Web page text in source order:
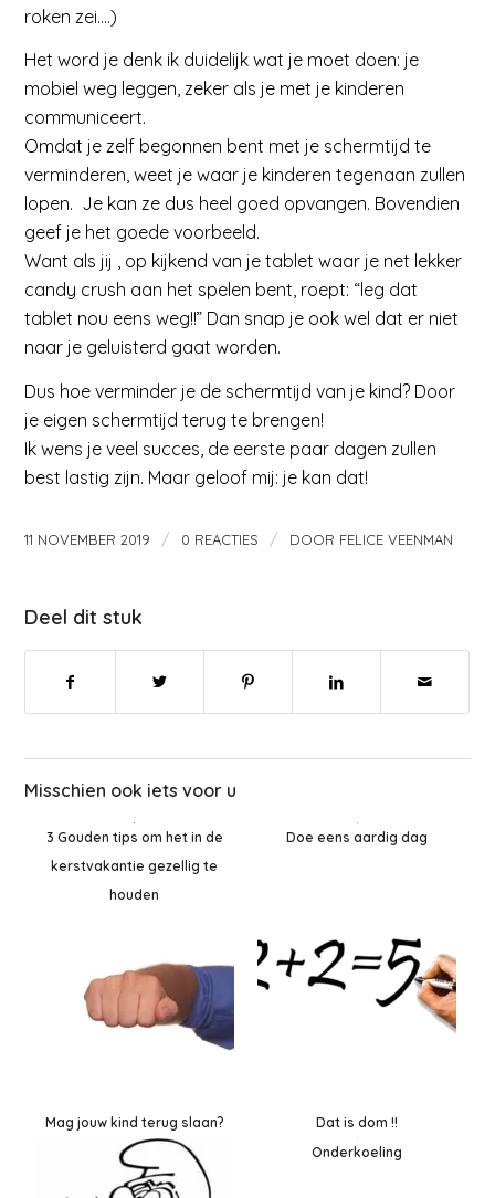
roken zei….)
Het word je denk ik duidelijk wat je moet doen: je
mobiel weg leggen, zeker als je met je kinderen
communiceert.
Omdat je zelf begonnen bent met je schermtijd te
verminderen, weet je waar je kinderen tegenaan zullen
lopen. Je kan ze dus heel goed opvangen. Bovendien
geef je het goede voorbeeld.
Want als jij , op kijkend van je tablet waar je net lekker
candy crush aan het spelen bent, roept: “leg dat
tablet nou eens weg!!” Dan snap je ook wel dat er niet
naar je geluisterd gaat worden.
Dus hoe verminder je de schermtijd van je kind? Door
je eigen schermtijd terug te brengen!
Ik wens je veel succes, de eerste paar dagen zullen
best lastig zijn. Maar geloof mij: je kan dat!
11 NOVEMBER 2019 / 0 REACTIES / DOOR FELICE VEENMAN
Deel dit stuk
Misschien ook iets voor u
3 Gouden tips om het in de
kerstvakantie gezellig te
houden
Doe eens aardig dag
Mag jouw kind terug slaan?
Dat is dom !!
Onderkoeling